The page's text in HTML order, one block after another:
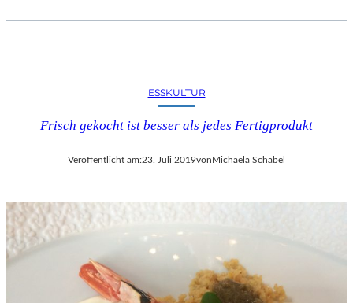
ESSKULTUR
Frisch gekocht ist besser als jedes Fertigprodukt
Veröffentlicht am:23. Juli 2019von Michaela Schabel